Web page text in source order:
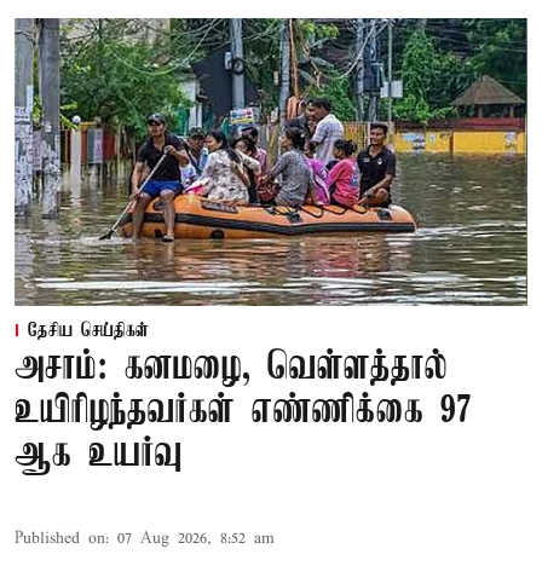
தேசிய செய்திகள்
அசாம்: கனமழை, வெள்ளத்தால்
உயிரிழந்தவர்கள் எண்ணிக்கை 97
ஆக உயர்வு
Published on: 07 Aug 2026, 8:52 am